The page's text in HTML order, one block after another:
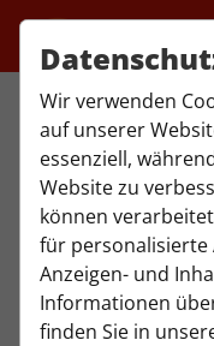
Wir verwenden
auf unserer
essenziell,
Website zu
können verarbeitet
für personalisierte
Anzeigen- und
Informationen
finden Sie in